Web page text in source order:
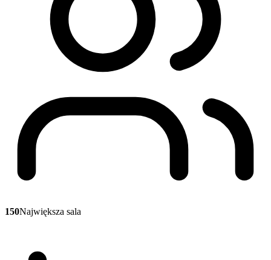
150Największa sala